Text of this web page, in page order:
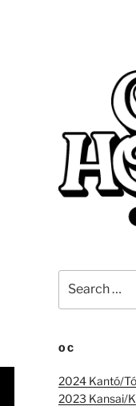
for:
OC
2024 Kantó/
2023 Kansai/